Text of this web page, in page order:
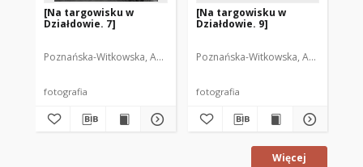
[Na targowisku w
Działdowie. 7]
Poznańska-Witkowska, Anna. Fot.
fotografia
[Na targowisku w
Działdowie. 9]
Poznańska-Witkowska, Anna. Fot.
fotografia
Więcej